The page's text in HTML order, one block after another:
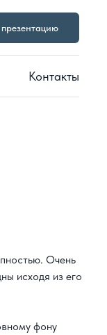
Контакты
Очень
исходя из его
фону